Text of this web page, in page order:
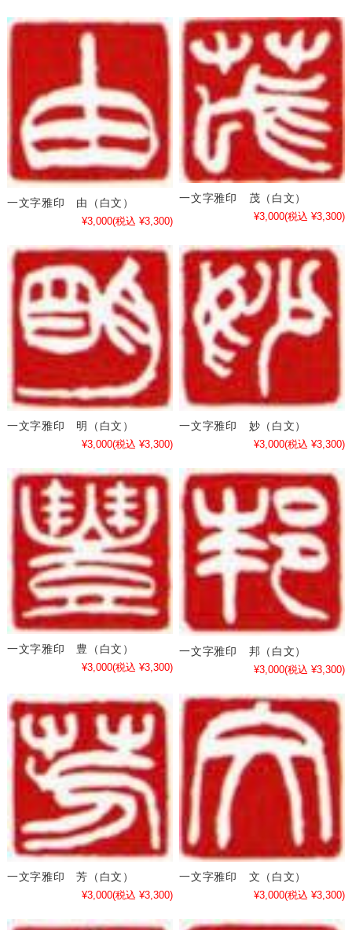
一文字雅印 由（白文）
¥3,000(税込 ¥3,300)
一文字雅印 茂（白文）
¥3,000(税込 ¥3,300)
一文字雅印 明（白文）
¥3,000(税込 ¥3,300)
一文字雅印 妙（白文）
¥3,000(税込 ¥3,300)
一文字雅印 豊（白文）
¥3,000(税込 ¥3,300)
一文字雅印 邦（白文）
¥3,000(税込 ¥3,300)
一文字雅印 芳（白文）
¥3,000(税込 ¥3,300)
一文字雅印 文（白文）
¥3,000(税込 ¥3,300)